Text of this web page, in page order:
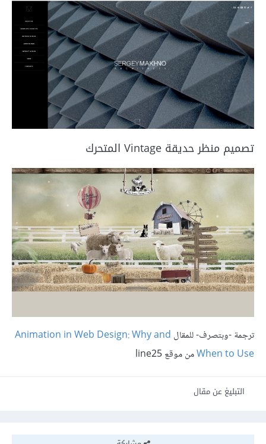
تصميم منظر حديقة Vintage المتحرك
ترجمة -وبتصرف- للمقال Animation in Web Design: Why and
When to Useمن موقع line25
التبليغ عن مقال